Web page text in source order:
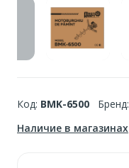
Код: BMK-6500 Бренд:
Наличие в магазинах